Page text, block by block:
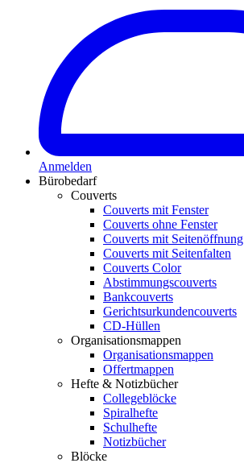
Anmelden
Bürobedarf
Couverts
Couverts mit Fenster
Couverts ohne Fenster
Couverts mit Seitenöffnung
Couverts mit Seitenfalten
Couverts Color
Abstimmungscouverts
Bankcouverts
Gerichtsurkundencouverts
CD-Hüllen
Organisationsmappen
Organisationsmappen
Offertmappen
Hefte & Notizbücher
Collegeblöcke
Spiralhefte
Schulhefte
Notizbücher
Blöcke